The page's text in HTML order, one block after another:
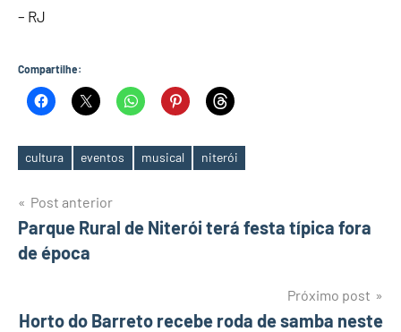
– RJ
Compartilhe:
Tags
cultura eventos musical niterói
Navegação
de
Post anterior
Parque Rural de Niterói terá festa típica fora
de época
Próximo post
Horto do Barreto recebe roda de samba neste